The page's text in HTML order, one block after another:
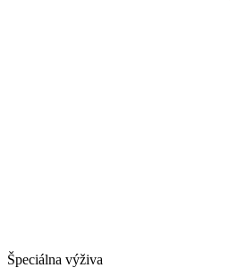
Špeciálna výživa